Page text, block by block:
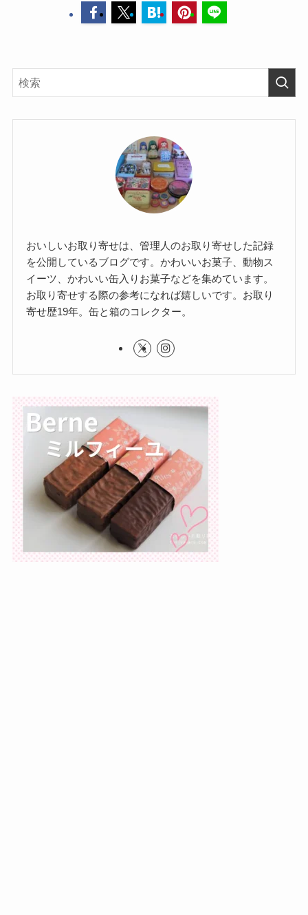
おいしいお取り寄せは、管理人のお取り寄せした記録
を公開しているブログです。かわいいお菓子、動物ス
イーツ、かわいい缶入りお菓子などを集めています。
お取り寄せする際の参考になれば嬉しいです。お取り
寄せ歴19年。缶と箱のコレクター。